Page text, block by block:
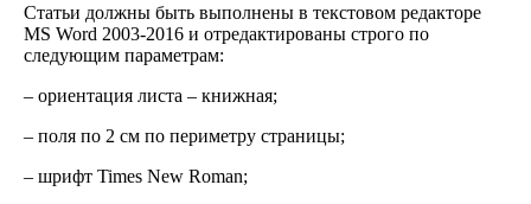
Статьи должны быть выполнены в текстовом редакторе
MS Word 2003-2016 и отредактированы строго по
следующим параметрам:
– ориентация листа – книжная;
– поля по 2 см по периметру страницы;
– шрифт Times New Roman;